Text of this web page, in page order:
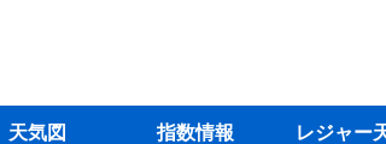
天気図 指数情報 レジャー